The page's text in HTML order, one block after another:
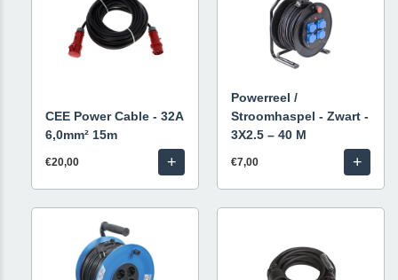
CEE Power Cable - 32A
6,0mm² 15m
€20,00 +
Powerreel /
Stroomhaspel - Zwart -
3X2.5 – 40 M
€7,00 +